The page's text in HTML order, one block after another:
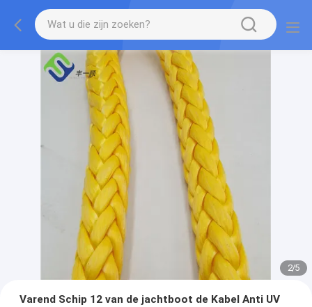
2/5
Varend Schip 12 van de jachtboot de Kabel Anti UV